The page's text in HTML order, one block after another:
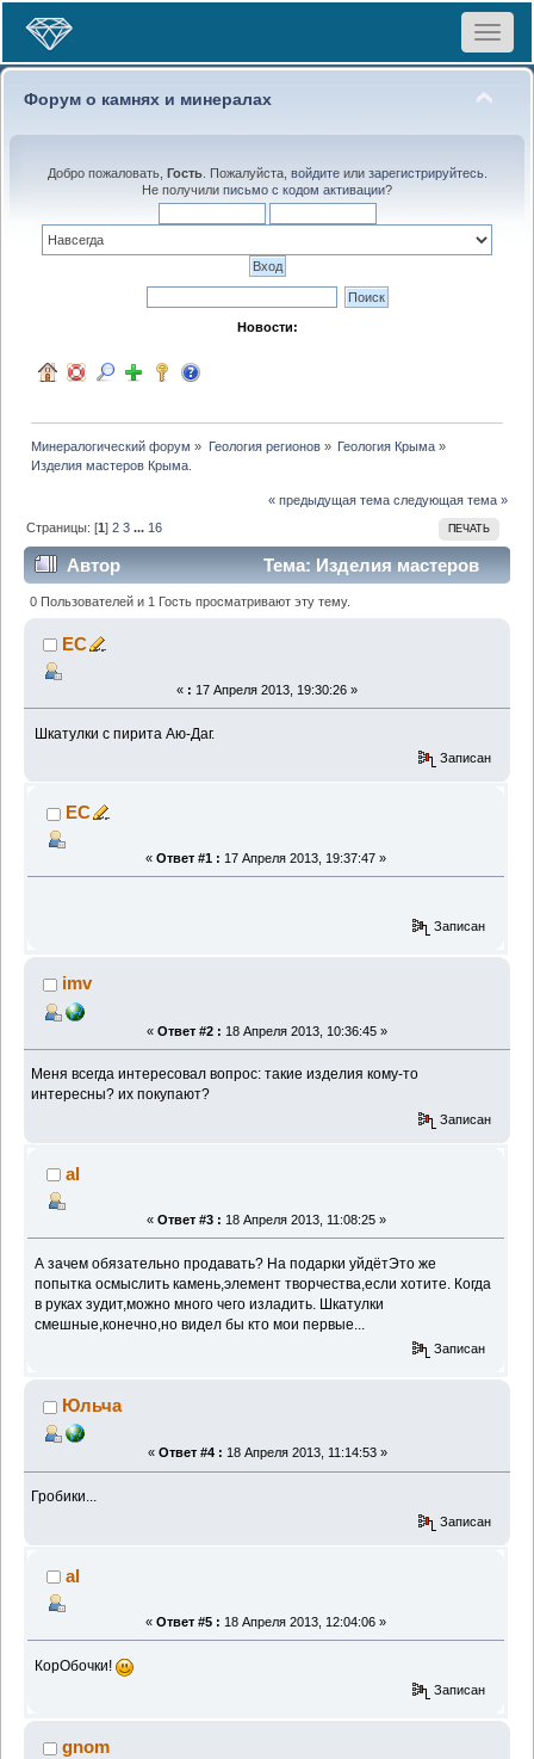
Toggle
Форум о камнях и минералах
Добро пожаловать, Гость. Пожалуйста, войдитеили зарегистрируйтесь.
Не получили письмо с кодом активации?
Новости:
Минералогический форум » Геология регионов» Геология Крыма»
Изделия мастеров Крыма.
« предыдущая тема следующая тема »
ПЕЧАТЬ
Страницы: [1]2 3 ... 16
Автор
Тема: Изделия мастеров
Крыма. (Прочитано 45254 раз)
0 Пользователей и 1 Гость просматривают эту тему.
EC
« : 17 Апреля 2013, 19:30:26 »
Шкатулки с пирита Аю-Даг.
Записан
EC
« Ответ #1 : 17 Апреля 2013, 19:37:47 »
Записан
imv
« Ответ #2 : 18 Апреля 2013, 10:36:45 »
Меня всегда интересовал вопрос: такие изделия кому-то
интересны? их покупают?
Записан
al
« Ответ #3 : 18 Апреля 2013, 11:08:25 »
А зачем обязательно продавать? На подарки уйдётЭто же
попытка осмыслить камень,элемент творчества,если хотите. Когда
в руках зудит,можно много чего изладить. Шкатулки
смешные,конечно,но видел бы кто мои первые...
Записан
Юльча
« Ответ #4 : 18 Апреля 2013, 11:14:53 »
Гробики...
Записан
al
« Ответ #5 : 18 Апреля 2013, 12:04:06 »
КорОбочки!
Записан
gnom